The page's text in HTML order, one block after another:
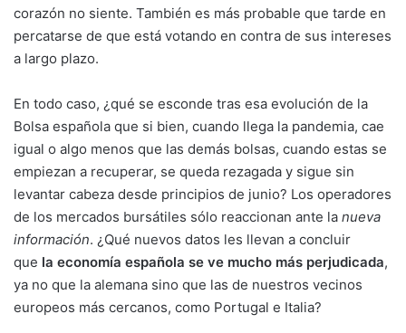
corazón no siente. También es más probable que tarde en
percatarse de que está votando en contra de sus intereses
a largo plazo.
En todo caso, ¿qué se esconde tras esa evolución de la
Bolsa española que si bien, cuando llega la pandemia, cae
igual o algo menos que las demás bolsas, cuando estas se
empiezan a recuperar, se queda rezagada y sigue sin
levantar cabeza desde principios de junio? Los operadores
de los mercados bursátiles sólo reaccionan ante la nueva
información. ¿Qué nuevos datos les llevan a concluir
que la economía española se ve mucho más perjudicada,
ya no que la alemana sino que las de nuestros vecinos
europeos más cercanos, como Portugal e Italia?